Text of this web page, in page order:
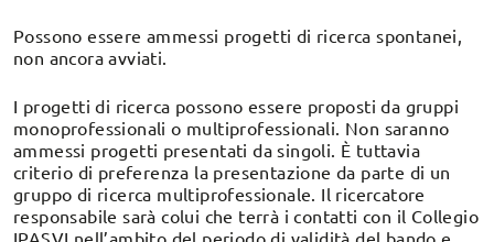
Possono essere ammessi progetti di ricerca spontanei,
non ancora avviati.
I progetti di ricerca possono essere proposti da gruppi
monoprofessionali o multiprofessionali. Non saranno
ammessi progetti presentati da singoli. È tuttavia
criterio di preferenza la presentazione da parte di un
gruppo di ricerca multiprofessionale. Il ricercatore
responsabile sarà colui che terrà i contatti con il Collegio